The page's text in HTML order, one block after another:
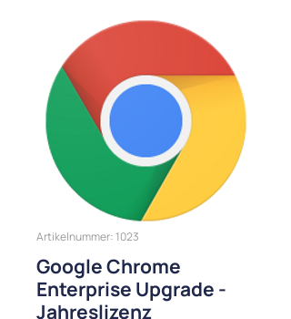
Artikelnummer: 1023
Google Chrome
Enterprise Upgrade -
Jahreslizenz